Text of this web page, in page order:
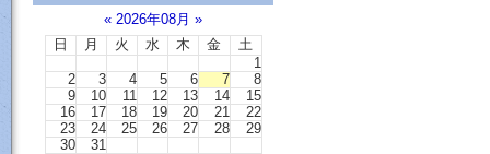
« 2026年08月 »
日
月 火 水 木 金
土
1
2
3 4 5 6 7
8
9
10 11 12 13 14
15
16
17 18 19 20 21
22
23
24 25 26 27 28
29
30
31